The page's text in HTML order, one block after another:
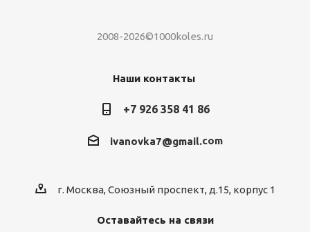
2008-2026©1000koles.ru
Наши контакты
+7 926 358 41 86
ivanovka7@gmail.com
г. Москва, Союзный проспект, д.15, корпус 1
Оставайтесь на связи